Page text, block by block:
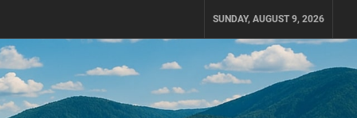
SUNDAY, AUGUST 9, 2026